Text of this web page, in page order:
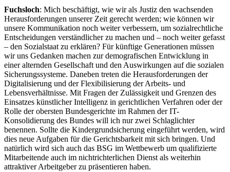
Fuchsloch: Mich beschäftigt, wie wir als Justiz den wachsenden
Herausforderungen unserer Zeit gerecht werden; wie können wir
unsere Kommunikation noch weiter verbessern, um sozialrechtliche
Entscheidungen verständlicher zu machen und – noch weiter gefasst
– den Sozialstaat zu erklären? Für künftige Generationen müssen
wir uns Gedanken machen zur demografischen Entwicklung in
einer alternden Gesellschaft und den Auswirkungen auf die sozialen
Sicherungssysteme. Daneben treten die Herausforderungen der
Digitalisierung und der Flexibilisierung der Arbeits- und
Lebensverhältnisse. Mit Fragen der Zulässigkeit und Grenzen des
Einsatzes künstlicher Intelligenz in gerichtlichen Verfahren oder der
Rolle der obersten Bundesgerichte im Rahmen der IT-
Konsolidierung des Bundes will ich nur zwei Schlaglichter
benennen. Sollte die Kindergrundsicherung eingeführt werden, wird
dies neue Aufgaben für die Gerichtsbarkeit mit sich bringen. Und
natürlich wird sich auch das BSG im Wettbewerb um qualifizierte
Mitarbeitende auch im nichtrichterlichen Dienst als weiterhin
attraktiver Arbeitgeber zu präsentieren haben.